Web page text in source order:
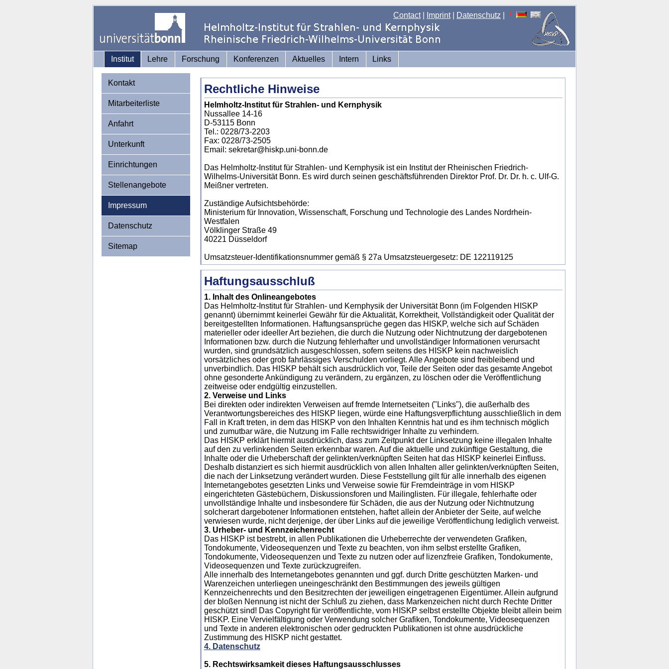
Contact| Imprint| Datenschutz
Institut Lehre Forschung Konferenzen Aktuelles Intern Links
Kontakt
Mitarbeiterliste
Anfahrt
Unterkunft
Einrichtungen
Stellenangebote
Impressum
Datenschutz
Sitemap
Rechtliche Hinweise
Helmholtz-Institut für Strahlen- und Kernphysik
Nussallee 14-16
D-53115 Bonn
Tel.: 0228/73-2203
Fax: 0228/73-2505
Email: sekretar@hiskp.uni-bonn.de
Das Helmholtz-Institut für Strahlen- und Kernphysik ist ein Institut der Rheinischen Friedrich-
Wilhelms-Universität Bonn. Es wird durch seinen geschäftsführenden Direktor Prof. Dr. Dr. h. c. Ulf-G.
Meißner vertreten.
Zuständige Aufsichtsbehörde:
Ministerium für Innovation, Wissenschaft, Forschung und Technologie des Landes Nordrhein-
Westfalen
Völklinger Straße 49
40221 Düsseldorf
Umsatzsteuer-Identifikationsnummer gemäß § 27a Umsatzsteuergesetz: DE 122119125
Haftungsausschluß
1. Inhalt des Onlineangebotes
Das Helmholtz-Institut für Strahlen- und Kernphysik der Universität Bonn (im Folgenden HISKP
genannt) übernimmt keinerlei Gewähr für die Aktualität, Korrektheit, Vollständigkeit oder Qualität der
bereitgestellten Informationen. Haftungsansprüche gegen das HISKP, welche sich auf Schäden
materieller oder ideeller Art beziehen, die durch die Nutzung oder Nichtnutzung der dargebotenen
Informationen bzw. durch die Nutzung fehlerhafter und unvollständiger Informationen verursacht
wurden, sind grundsätzlich ausgeschlossen, sofern seitens des HISKP kein nachweislich
vorsätzliches oder grob fahrlässiges Verschulden vorliegt. Alle Angebote sind freibleibend und
unverbindlich. Das HISKP behält sich ausdrücklich vor, Teile der Seiten oder das gesamte Angebot
ohne gesonderte Ankündigung zu verändern, zu ergänzen, zu löschen oder die Veröffentlichung
zeitweise oder endgültig einzustellen.
2. Verweise und Links
Bei direkten oder indirekten Verweisen auf fremde Internetseiten ("Links"), die außerhalb des
Verantwortungsbereiches des HISKP liegen, würde eine Haftungsverpflichtung ausschließlich in dem
Fall in Kraft treten, in dem das HISKP von den Inhalten Kenntnis hat und es ihm technisch möglich
und zumutbar wäre, die Nutzung im Falle rechtswidriger Inhalte zu verhindern.
Das HISKP erklärt hiermit ausdrücklich, dass zum Zeitpunkt der Linksetzung keine illegalen Inhalte
auf den zu verlinkenden Seiten erkennbar waren. Auf die aktuelle und zukünftige Gestaltung, die
Inhalte oder die Urheberschaft der gelinkten/verknüpften Seiten hat das HISKP keinerlei Einfluss.
Deshalb distanziert es sich hiermit ausdrücklich von allen Inhalten aller gelinkten/verknüpften Seiten,
die nach der Linksetzung verändert wurden. Diese Feststellung gilt für alle innerhalb des eigenen
Internetangebotes gesetzten Links und Verweise sowie für Fremdeinträge in vom HISKP
eingerichteten Gästebüchern, Diskussionsforen und Mailinglisten. Für illegale, fehlerhafte oder
unvollständige Inhalte und insbesondere für Schäden, die aus der Nutzung oder Nichtnutzung
solcherart dargebotener Informationen entstehen, haftet allein der Anbieter der Seite, auf welche
verwiesen wurde, nicht derjenige, der über Links auf die jeweilige Veröffentlichung lediglich verweist.
3. Urheber- und Kennzeichenrecht
Das HISKP ist bestrebt, in allen Publikationen die Urheberrechte der verwendeten Grafiken,
Tondokumente, Videosequenzen und Texte zu beachten, von ihm selbst erstellte Grafiken,
Tondokumente, Videosequenzen und Texte zu nutzen oder auf lizenzfreie Grafiken, Tondokumente,
Videosequenzen und Texte zurückzugreifen.
Alle innerhalb des Internetangebotes genannten und ggf. durch Dritte geschützten Marken- und
Warenzeichen unterliegen uneingeschränkt den Bestimmungen des jeweils gültigen
Kennzeichenrechts und den Besitzrechten der jeweiligen eingetragenen Eigentümer. Allein aufgrund
der bloßen Nennung ist nicht der Schluß zu ziehen, dass Markenzeichen nicht durch Rechte Dritter
geschützt sind! Das Copyright für veröffentlichte, vom HISKP selbst erstellte Objekte bleibt allein beim
HISKP. Eine Vervielfältigung oder Verwendung solcher Grafiken, Tondokumente, Videosequenzen
und Texte in anderen elektronischen oder gedruckten Publikationen ist ohne ausdrückliche
Zustimmung des HISKP nicht gestattet.
4. Datenschutz
5. Rechtswirksamkeit dieses Haftungsausschlusses